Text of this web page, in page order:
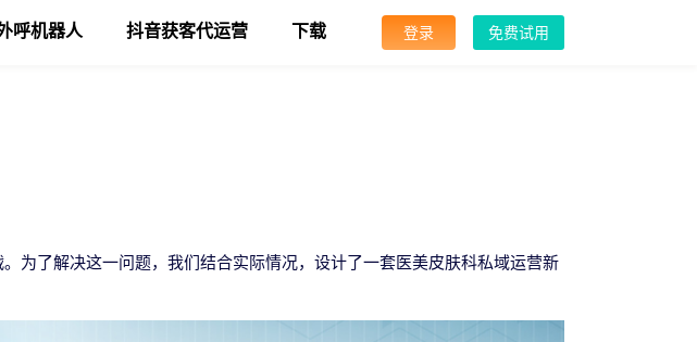
呼机器人 抖音获客代运营 下载 登录 免费试用
为了解决这一问题，我们结合实际情况，设计了一套医美皮肤科私域运营新